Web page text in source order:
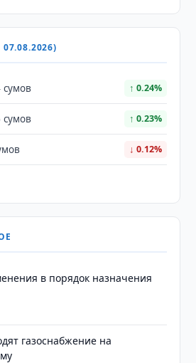
сумов ↑ 0.24%
сумов ↑ 0.23%
↓ 0.12%
в порядок назначения
газоснабжение на